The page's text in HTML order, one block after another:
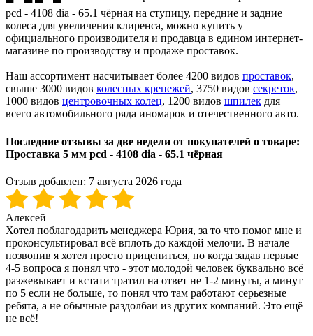
pcd - 4108 dia - 65.1 чёрная на ступицу, передние и задние
колеса для увеличения клиренса, можно купить у
официального производителя и продавца в едином интернет-
магазине по производству и продаже проставок.
Наш ассортимент насчитывает более 4200 видов проставок,
свыше 3000 видов колесных крепежей, 3750 видов секреток,
1000 видов центровочных колец, 1200 видов шпилек для
всего автомобильного ряда иномарок и отечественного авто.
Последние отзывы за две недели от покупателей о товаре:
Проставка 5 мм pcd - 4108 dia - 65.1 чёрная
Отзыв добавлен: 7 августа 2026 года
Алексей
Хотел поблагодарить менеджера Юрия, за то что помог мне и
проконсультировал всё вплоть до каждой мелочи. В начале
позвонив я хотел просто прицениться, но когда задав первые
4-5 вопроса я понял что - этот молодой человек буквально всё
разжевывает и кстати тратил на ответ не 1-2 минуты, а минут
по 5 если не больше, то понял что там работают серьезные
ребята, а не обычные раздолбаи из других компаний. Это ещё
не всё!